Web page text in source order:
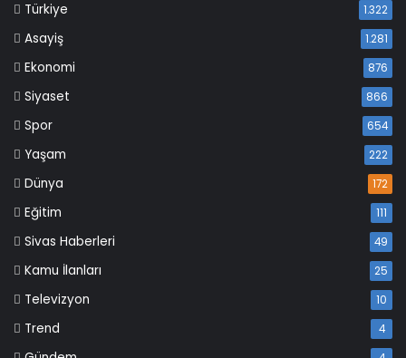
Türkiye 1.322
Asayiş 1.281
Ekonomi 876
Siyaset 866
Spor 654
Yaşam 222
Dünya 172
Eğitim 111
Sivas Haberleri 49
Kamu İlanları 25
Televizyon 10
Trend 4